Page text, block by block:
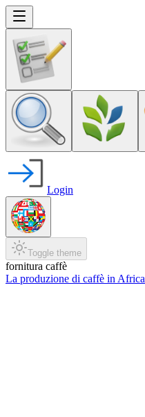
Login
Toggle theme
fornitura caffè
La produzione di caffè in Africa